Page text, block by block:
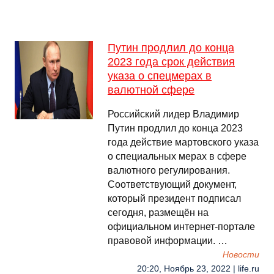
Путин продлил до конца
2023 года срок действия
указа о спецмерах в
валютной сфере
Российский лидер Владимир
Путин продлил до конца 2023
года действие мартовского указа
о специальных мерах в сфере
валютного регулирования.
Соответствующий документ,
который президент подписал
сегодня, размещён на
официальном интернет-портале
правовой информации. …
Новости
20:20, Ноябрь 23, 2022 | life.ru